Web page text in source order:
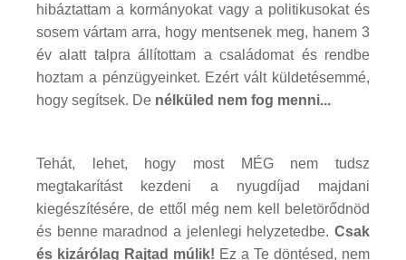
hibáztattam a kormányokat vagy a politikusokat és
sosem vártam arra, hogy mentsenek meg, hanem 3
év alatt talpra állítottam a családomat és rendbe
hoztam a pénzügyeinket. Ezért vált küldetésemmé,
hogy segítsek. De nélküled nem fog menni...
Tehát, lehet, hogy most MÉG nem tudsz
megtakarítást kezdeni a nyugdíjad majdani
kiegészítésére, de ettől még nem kell beletörődnöd
és benne maradnod a jelenlegi helyzetedbe. Csak
és kizárólag Rajtad múlik! Ez a Te döntésed, nem